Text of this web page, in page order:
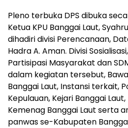
Pleno terbuka DPS dibuka
Ketua KPU Banggai Laut,
dihadiri divisi Perencanaan,
Hadra A. Aman. Divisi
Partisipasi Masyarakat dan
dalam kegiatan tersebut,
Banggai Laut, Instansi terkait,
Kepulauan, Kejari Banggai Laut,
Kemenag Banggai Laut serta
panwas se-Kabupaten